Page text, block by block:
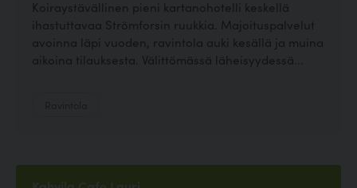
Koiraystävällinen pieni kartanohotelli keskellä
ihastuttavaa Strömforsin ruukkia. Majoituspalvelut
avoinna läpi vuoden, ravintola auki kesällä ja muina
aikoina tilauksesta. Välittömässä läheisyydessä...